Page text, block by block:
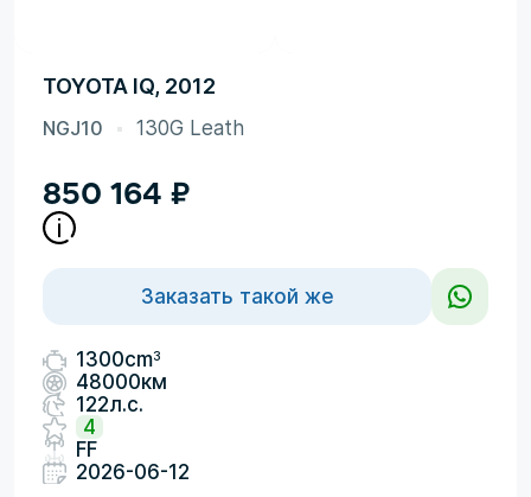
TOYOTA IQ, 2012
NGJ10 130G Leath
850 164 ₽
Заказать такой же
1300cm3
48000км
122л.с.
4
FF
2026-06-12